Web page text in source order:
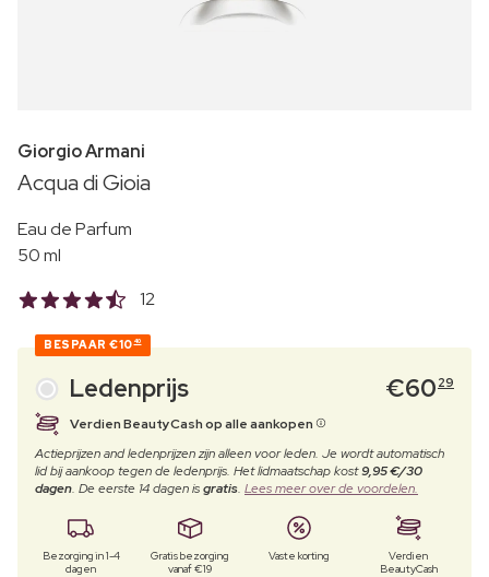
Giorgio Armani
Acqua di Gioia
Eau de Parfum
50 ml
12
BESPAAR €10 40
Ledenprijs €60 29
Verdien BeautyCash op alle aankopen
Actieprijzen and ledenprijzen zijn alleen voor leden. Je wordt automatisch
lid bij aankoop tegen de ledenprijs. Het lidmaatschap kost9,95 €/30
dagen. De eerste 14 dagen isgratis. Lees meer over de voordelen.
Bezorging in 1-4
dagen
Gratis bezorging
vanaf €19
Vaste korting
Verdien
BeautyCash